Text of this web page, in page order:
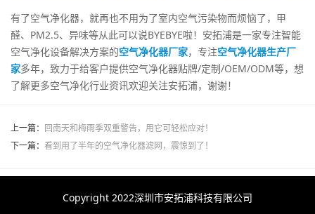
有了空气净化器，就再也不用为了室内空气污染物而烦恼了，甲
醛、PM2.5、异味等从此可以说BYEBYE啦！安拓浦是一家专注智能
空气净化设备解决方案的空气净化器厂家，专注空气净化器生产厂
家多年，致力于给客户提供空气净化器贴牌/定制/OEM/ODM等，想
了解更多空气净化行业资讯欢迎关注安拓浦，谢谢！
上一篇： 回南天和梅雨季双重警告，用它可轻松应对！
下一篇： 看到用了半年的空气净化器滤网，震惊到了！
Copyright 2022深圳市安拓浦科技有限公司